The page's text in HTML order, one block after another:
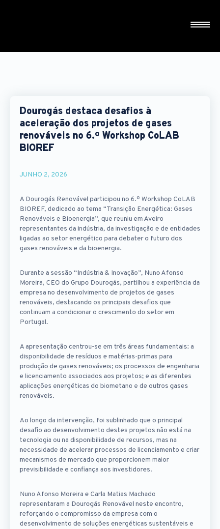
Dourogás destaca desafios à
aceleração dos projetos de gases
renováveis no 6.º Workshop CoLAB
BIOREF
JUNHO 2, 2026
A Dourogás Renovável participou no 6.º Workshop CoLAB
BIOREF, dedicado ao tema “Transição Energética: Gases
Renováveis e Bioenergia”, que reuniu em Aveiro
representantes da indústria, da investigação e de entidades
ligadas ao setor energético para debater o futuro dos
gases renováveis e da bioenergia.
Durante a sessão “Indústria & Inovação”, Nuno Afonso
Moreira, CEO do Grupo Dourogás, partilhou a experiência da
empresa no desenvolvimento de projetos de gases
renováveis, destacando os principais desafios que
continuam a condicionar o crescimento do setor em
Portugal.
A apresentação centrou-se em três áreas fundamentais: a
disponibilidade de resíduos e matérias-primas para
produção de gases renováveis; os processos de engenharia
e licenciamento associados aos projetos; e as diferentes
aplicações energéticas do biometano e de outros gases
renováveis.
Ao longo da intervenção, foi sublinhado que o principal
desafio ao desenvolvimento destes projetos não está na
tecnologia ou na disponibilidade de recursos, mas na
necessidade de acelerar processos de licenciamento e criar
mecanismos de mercado que proporcionem maior
previsibilidade e confiança aos investidores.
Nuno Afonso Moreira e Carla Matias Machado
representaram a Dourogás Renovável neste encontro,
reforçando o compromisso da empresa com o
desenvolvimento de soluções energéticas sustentáveis e